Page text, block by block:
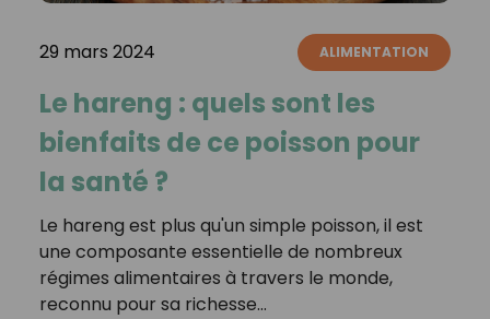
29 mars 2024 ALIMENTATION
Le hareng : quels sont les
bienfaits de ce poisson pour
la santé ?
Le hareng est plus qu'un simple poisson, il est
une composante essentielle de nombreux
régimes alimentaires à travers le monde,
reconnu pour sa richesse…